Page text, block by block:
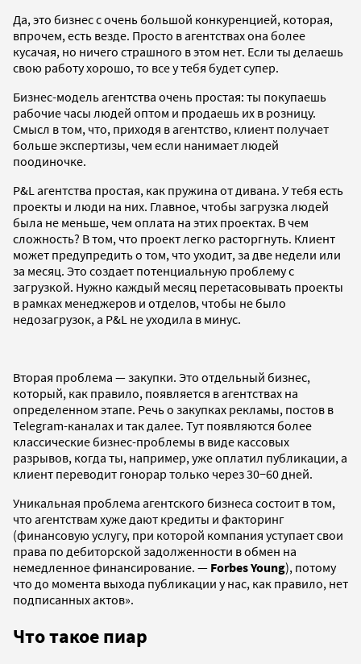
Да, это бизнес с очень большой конкуренцией, которая,
впрочем, есть везде. Просто в агентствах она более
кусачая, но ничего страшного в этом нет. Если ты делаешь
свою работу хорошо, то все у тебя будет супер.
Бизнес-модель агентства очень простая: ты покупаешь
рабочие часы людей оптом и продаешь их в розницу.
Смысл в том, что, приходя в агентство, клиент получает
больше экспертизы, чем если нанимает людей
поодиночке.
P&L агентства простая, как пружина от дивана. У тебя есть
проекты и люди на них. Главное, чтобы загрузка людей
была не меньше, чем оплата на этих проектах. В чем
сложность? В том, что проект легко расторгнуть. Клиент
может предупредить о том, что уходит, за две недели или
за месяц. Это создает потенциальную проблему с
загрузкой. Нужно каждый месяц перетасовывать проекты
в рамках менеджеров и отделов, чтобы не было
недозагрузок, а P&L не уходила в минус.
Вторая проблема — закупки. Это отдельный бизнес,
который, как правило, появляется в агентствах на
определенном этапе. Речь о закупках рекламы, постов в
Telegram-каналах и так далее. Тут появляются более
классические бизнес-проблемы в виде кассовых
разрывов, когда ты, например, уже оплатил публикации, а
клиент переводит гонорар только через 30−60 дней.
Уникальная проблема агентского бизнеса состоит в том,
что агентствам хуже дают кредиты и факторинг
(финансовую услугу, при которой компания уступает свои
права по дебиторской задолженности в обмен на
немедленное финансирование. — Forbes Young), потому
что до момента выхода публикации у нас, как правило, нет
подписанных актов».
Что такое пиар